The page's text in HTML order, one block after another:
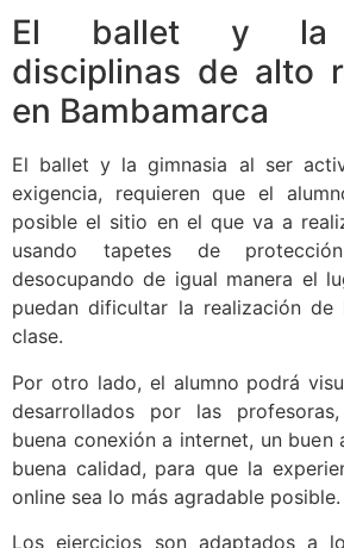
El ballet y la
disciplinas de alto
en Bambamarca
El ballet y la gimnasia al ser
exigencia, requieren que el
posible el sitio en el que va a
usando tapetes de
desocupando de igual manera el
puedan dificultar la realización
clase.
Por otro lado, el alumno podrá
desarrollados por las
buena conexión a internet, un
buena calidad, para que la
online sea lo más agradable posible.
Los ejercicios son adaptados a